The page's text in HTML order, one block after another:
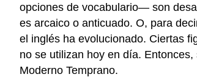
opciones de vocabulario— son
es arcaico o anticuado. O, para
el inglés ha evolucionado. Ciertas
no se utilizan hoy en día.
Moderno Temprano.